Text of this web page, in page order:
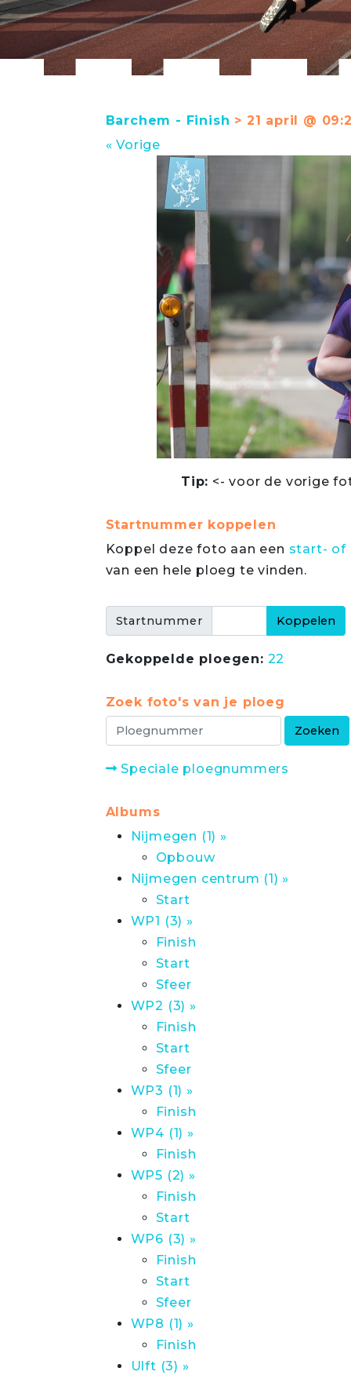
Barchem - Finish > 21 april @
« Vorige
Tip: <- voor de vorige
Startnummer koppelen
Koppel deze foto aan een start- of
van een hele ploeg te vinden.
Startnummer
Gekoppelde ploegen: 22
Zoek foto's van je ploeg
Speciale ploegnummers
Albums
Nijmegen (1) »
Opbouw
Nijmegen centrum (1) »
Start
WP1 (3) »
Finish
Start
Sfeer
WP2 (3) »
Finish
Start
Sfeer
WP3 (1) »
Finish
WP4 (1) »
Finish
WP5 (2) »
Finish
Start
WP6 (3) »
Finish
Start
Sfeer
WP8 (1) »
Finish
Ulft (3) »